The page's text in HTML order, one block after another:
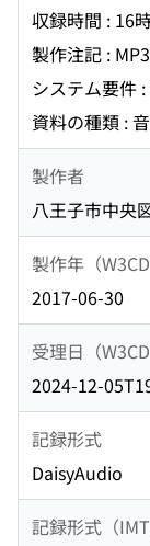
収録時間 : 16
製作注記 :
システム要件
資料の種類 :
製作者
八王子市中央
製作年（
2017-06-30
受理日（
2024-12-
記録形式
DaisyAudio
記録形式（IMT